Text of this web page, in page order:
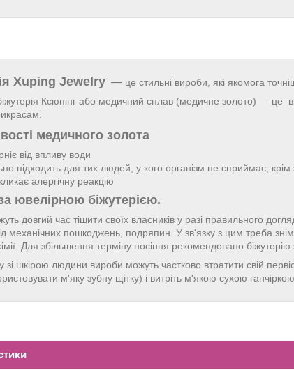
Xuping Jewelry — це стильні вироби, які якомога
Ксюпінг або медичний сплав (медичне золото) — це
медичного золота
від впливу води
підходить для тих людей, у кого організм не сприймає,
алергічну реакцію
ювелірною біжутерією.
довгий час тішити своїх власників у разі правильного
механічних пошкоджень, подряпин. У зв'язку з цим треба
Для збільшення терміну носіння рекомендовано
зі шкірою людини вироби можуть частково втратити свій
м'яку зубну щітку) і витріть м'якою сухою